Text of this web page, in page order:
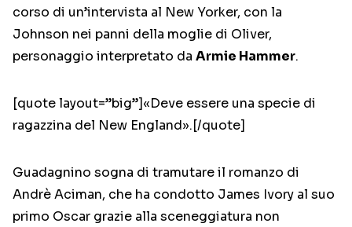
corso di un’intervista al New Yorker, con la
Johnson nei panni della moglie di Oliver,
personaggio interpretato da Armie Hammer.
[quote layout=”big”]«Deve essere una specie di
ragazzina del New England».[/quote]
Guadagnino sogna di tramutare il romanzo di
Andrè Aciman, che ha condotto James Ivory al suo
primo Oscar grazie alla sceneggiatura non